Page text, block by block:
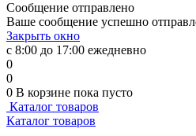
Сообщение отправлено
Ваше сообщение успешно
Закрыть окно
с 8:00 до 17:00 ежедневно
0
0
0 В корзине пока пусто
Каталог товаров
Каталог товаров